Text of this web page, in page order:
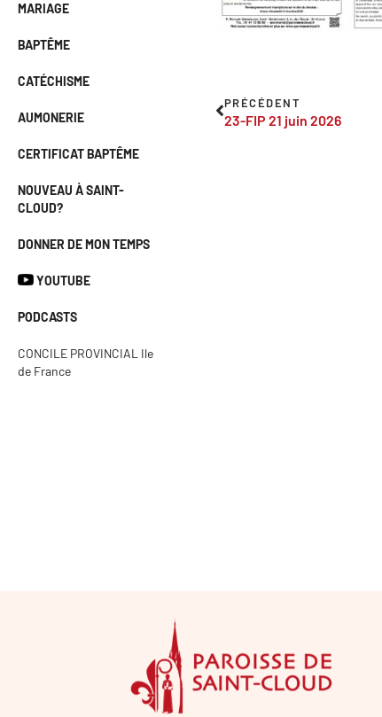
MARIAGE
BAPTÊME
CATÉCHISME
AUMONERIE
CERTIFICAT BAPTÊME
NOUVEAU À SAINT-
CLOUD?
DONNER DE MON TEMPS
YOUTUBE
PODCASTS
CONCILE PROVINCIAL Ile
de France
PRÉCÉDENT
23-FIP 21 juin 2026